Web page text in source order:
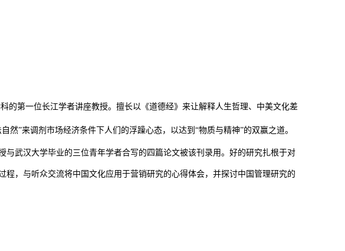
的第一位长江学者讲座教授。擅长以《道德经》 来让解释人生哲理、中美文化差
自然”来调剂市场经济条件下人们的浮躁心态，以达到 “物质与精神”的双赢之道。
与武汉大学毕业的三位青年学者合写的四篇论文被该刊录用。好的研究扎根于对
，与听众交流将中国文化应用于营销研究的心得体会，并探讨中国管理研究的